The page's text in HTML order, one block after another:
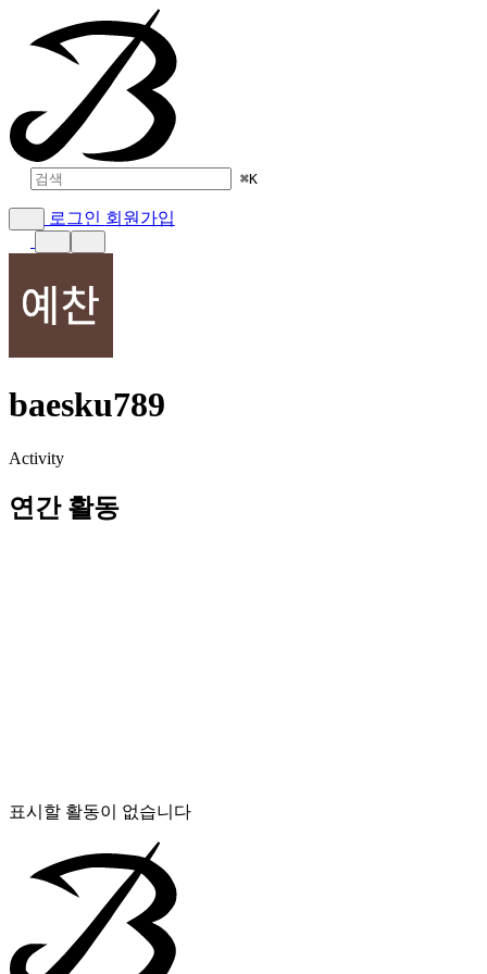
⌘K
로그인 회원가입
baesku789
Activity
연간 활동
표시할 활동이 없습니다